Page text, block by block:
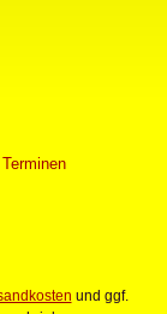
und ggf.